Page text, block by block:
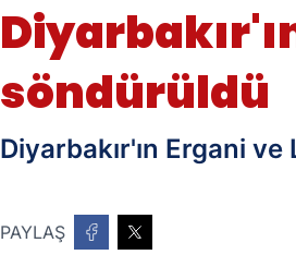
söndürüldü
Diyarbakır'ın Ergani
PAYLAŞ